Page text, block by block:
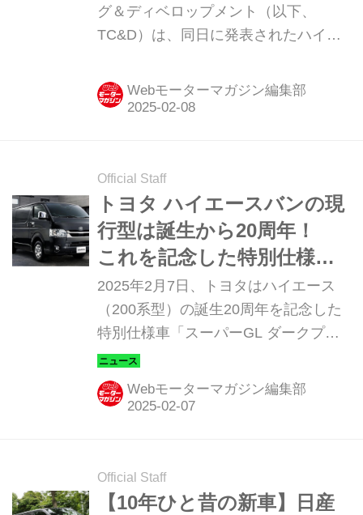
加発売
グ＆ディベロップメント（以下、
TC&D）は、同日に発表されたハイエ
ブランドのカスタマイズラインナップ
の追加を発表した。（タイトル画像
Webモーターマガジン編集部
Official Staff
トヨタ ハイエースバンの現
行型は誕生から20周年！
これを記念した特別仕様車
「ダークプライム S」を設
定
2025年2月7日、トヨタはハイエース
（200系型）の誕生20周年を記念した
特別仕様車「スーパーGL ダークプラ
イム（DARK PRIME）S」を設定して
発売した。また、あわせて一部改良な
ども発表された。
Webモーターマガジン編集部
Official Staff
【10年ひと昔の新車】日産